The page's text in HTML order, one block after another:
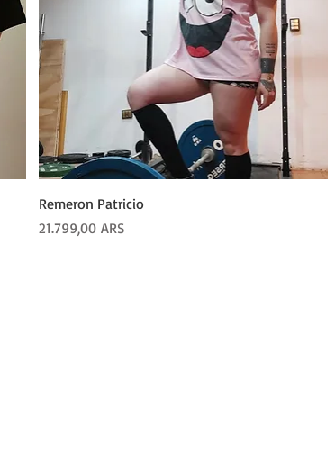
Remeron Patricio
Precio
21.799,00 ARS